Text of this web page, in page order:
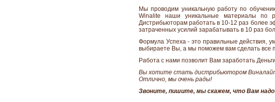
Мы проводим уникальную работу по
Winalite наши уникальные материалы по
Дистрибьюторам работать в 10-12 раз более
затраченных усилий зарабатывать в 10 раз
Формула Успеха - это правильные действия,
выбираете Вы, а мы поможем вам сделать все
Работа с нами позволит Вам заработать
Вы хотите стать дистрибьютором
Отлично, мы очень рады!
Звоните, пишите, мы скажем, что Вам